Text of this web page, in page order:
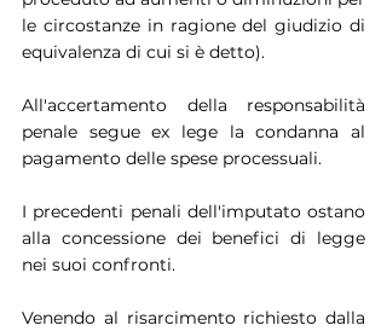
le circostanze in ragione del giudizio di
equivalenza di cui si è detto).
All'accertamento della responsabilità
penale segue ex lege la condanna al
pagamento delle spese processuali.
I precedenti penali dell'imputato ostano
alla concessione dei benefici di legge
nei suoi confronti.
Venendo al risarcimento richiesto dalla